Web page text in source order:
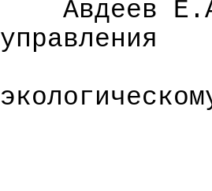
Авдеев
управления